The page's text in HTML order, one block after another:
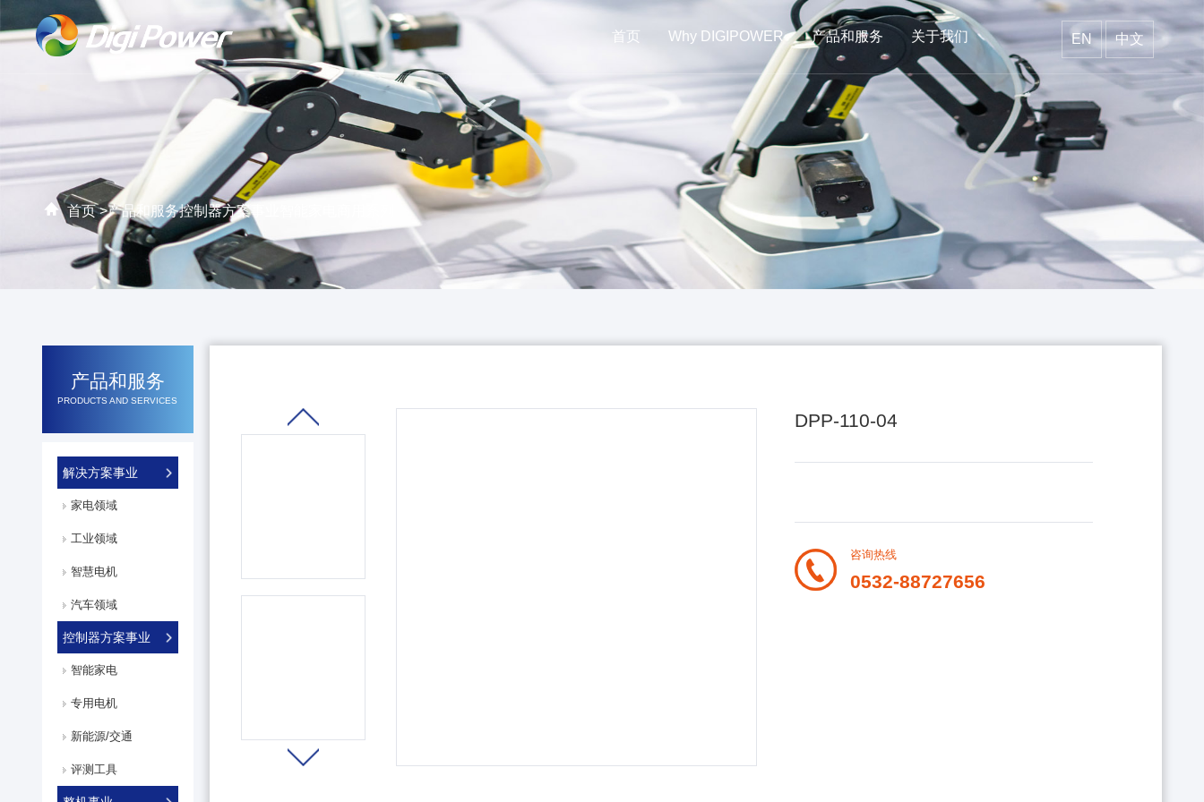
首页 Why DIGIPOWER 产品和服务 关于我们 EN 中文
首页 >产品和服务控制器方案事业
产品和服务
PRODUCTS AND SERVICES
解决方案事业
家电领域
工业领域
智慧电机
汽车领域
控制器方案事业
智能家电
专用电机
新能源/交通
评测工具
DPP-110-04
咨询热线
0532-88727656